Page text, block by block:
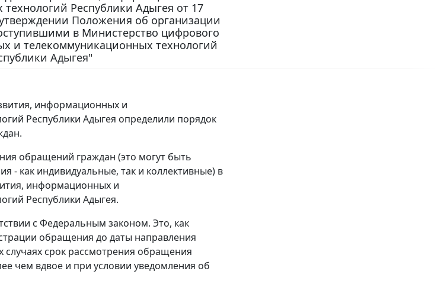
Республики Адыгея от 17
Положения об организации
в Министерство цифрового
и телекоммуникационных технологий
Адыгея"
информационных и
Республики Адыгея определили порядок
обращений граждан (это могут быть
- как индивидуальные, так и коллективные) в
информационных и
Республики Адыгея.
с Федеральным законом. Это, как
обращения до даты направления
случаях срок рассмотрения обращения
чем вдвое и при условии уведомления об